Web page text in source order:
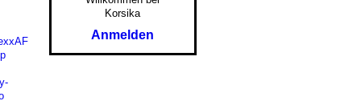
Korsika
Anmelden